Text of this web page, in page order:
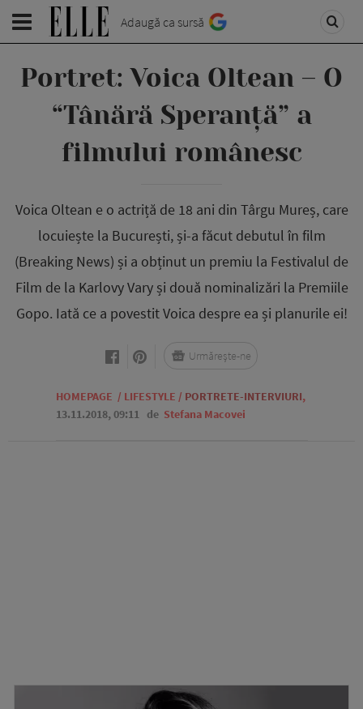
Adaugă ca sursă
Portret: Voica Oltean – O
“Tânără Speranță” a
filmului românesc
Voica Oltean e o actriță de 18 ani din Târgu Mureș, care
locuiește la București, și-a făcut debutul în film
(Breaking News) și a obținut un premiu la Festivalul de
Film de la Karlovy Vary și două nominalizări la Premiile
Gopo. Iată ce a povestit Voica despre ea și planurile ei!
HOMEPAGE / LIFESTYLE / PORTRETE-INTERVIURI,
13.11.2018, 09:11 de Stefana Macovei
Urmărește-ne